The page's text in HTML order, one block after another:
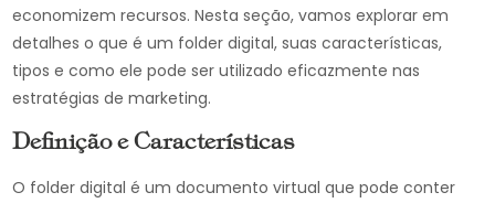
economizem recursos. Nesta seção, vamos explorar em
detalhes o que é um folder digital, suas características,
tipos e como ele pode ser utilizado eficazmente nas
estratégias de marketing.
Definição e Características
O folder digital é um documento virtual que pode conter